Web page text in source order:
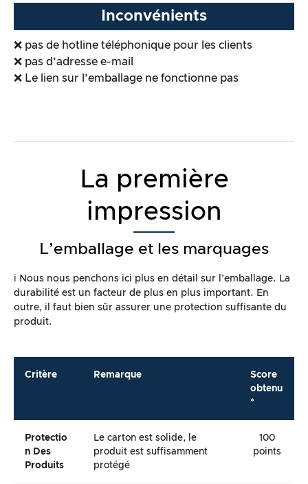
Inconvénients
❌ pas de hotline téléphonique pour les clients
❌ pas d’adresse e-mail
❌ Le lien sur l’emballage ne fonctionne pas
La première
impression
L’emballage et les marquages
ℹ️ Nous nous penchons ici plus en détail sur l’emballage. La
durabilité est un facteur de plus en plus important. En
outre, il faut bien sûr assurer une protection suffisante du
produit.
Critère Remarque
Score
obtenu
*
Protectio
N Des
Produits
Le carton est solide, le
produit est suffisamment
protégé
100
points